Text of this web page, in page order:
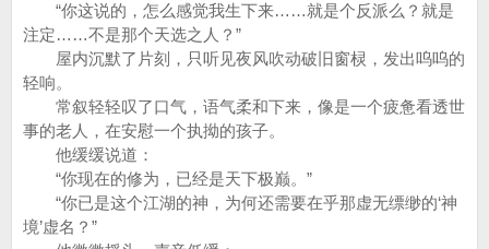
“你这说的，怎么感觉我生下来……就是个反派么？就是
注定……不是那个天选之人？”
屋内沉默了片刻，只听见夜风吹动破旧窗棂，发出呜呜的
轻响。
常叙轻轻叹了口气，语气柔和下来，像是一个疲惫看透世
事的老人，在安慰一个执拗的孩子。
他缓缓说道：
“你现在的修为，已经是天下极巅。”
“你已是这个江湖的神，为何还需要在乎那虚无缥缈的‘神
境’虚名？”